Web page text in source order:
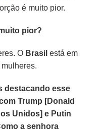
é muito pior.
pior?
O Brasil está em
destacando esse
Trump [Donald
Unidos] e Putin
a senhora